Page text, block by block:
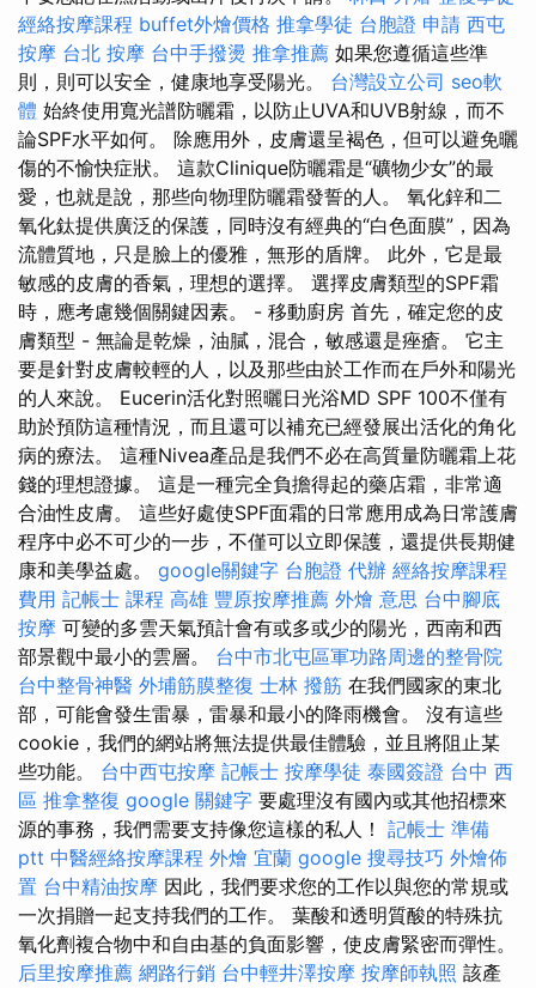
經絡按摩課程 buffet外燴價格 推拿學徒 台胞證 申請 西屯
按摩 台北 按摩 台中手撥燙 推拿推薦 如果您遵循這些準
則，則可以安全，健康地享受陽光。 台灣設立公司 seo軟
體 始終使用寬光譜防曬霜，以防止UVA和UVB射線，而不
論SPF水平如何。 除應用外，皮膚還呈褐色，但可以避免曬
傷的不愉快症狀。 這款Clinique防曬霜是“礦物少女”的最
愛，也就是說，那些向物理防曬霜發誓的人。 氧化鋅和二
氧化鈦提供廣泛的保護，同時沒有經典的“白色面膜”，因為
流體質地，只是臉上的優雅，無形的盾牌。 此外，它是最
敏感的皮膚的香氣，理想的選擇。 選擇皮膚類型的SPF霜
時，應考慮幾個關鍵因素。 - 移動廚房 首先，確定您的皮
膚類型 - 無論是乾燥，油膩，混合，敏感還是痤瘡。 它主
要是針對皮膚較輕的人，以及那些由於工作而在戶外和陽光
的人來說。 Eucerin活化對照曬日光浴MD SPF 100不僅有
助於預防這種情況，而且還可以補充已經發展出活化的角化
病的療法。 這種Nivea產品是我們不必在高質量防曬霜上花
錢的理想證據。 這是一種完全負擔得起的藥店霜，非常適
合油性皮膚。 這些好處使SPF面霜的日常應用成為日常護膚
程序中必不可少的一步，不僅可以立即保護，還提供長期健
康和美學益處。 google關鍵字 台胞證 代辦 經絡按摩課程
費用 記帳士 課程 高雄 豐原按摩推薦 外燴 意思 台中腳底
按摩 可變的多雲天氣預計會有或多或少的陽光，西南和西
部景觀中最小的雲層。 台中市北屯區軍功路周邊的整骨院
台中整骨神醫 外埔筋膜整復 士林 撥筋 在我們國家的東北
部，可能會發生雷暴，雷暴和最小的降雨機會。 沒有這些
cookie，我們的網站將無法提供最佳體驗，並且將阻止某
些功能。 台中西屯按摩 記帳士 按摩學徒 泰國簽證 台中 西
區 推拿整復 google 關鍵字 要處理沒有國內或其他招標來
源的事務，我們需要支持像您這樣的私人！ 記帳士 準備
ptt 中醫經絡按摩課程 外燴 宜蘭 google 搜尋技巧 外燴佈
置 台中精油按摩 因此，我們要求您的工作以與您的常規或
一次捐贈一起支持我們的工作。 葉酸和透明質酸的特殊抗
氧化劑複合物中和自由基的負面影響，使皮膚緊密而彈性。
后里按摩推薦 網路行銷 台中輕井澤按摩 按摩師執照 該產